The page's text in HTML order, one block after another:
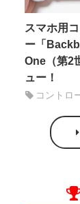
スマホ用
ー「
One（第2
ュー！
コントロ